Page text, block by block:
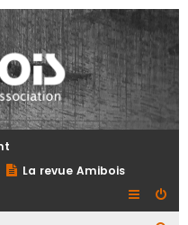
La revue Amibois